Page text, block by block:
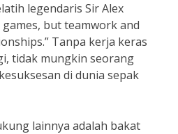
legendaris Sir Alex
but teamwork and
Tanpa kerja keras
tidak mungkin seorang
di dunia sepak
lainnya adalah bakat